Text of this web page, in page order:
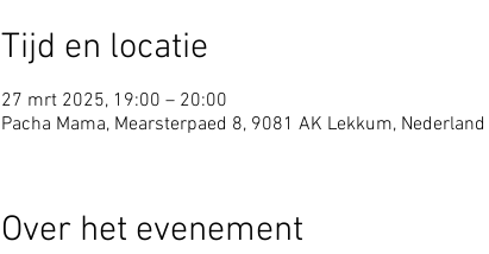
Tijd en locatie
27 mrt 2025, 19:00 – 20:00
Pacha Mama, Mearsterpaed 8, 9081 AK Lekkum, Nederland
Over het evenement